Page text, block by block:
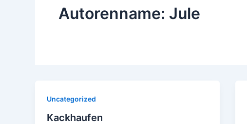
Autorenname: Jule
Uncategorized
Kackhaufen